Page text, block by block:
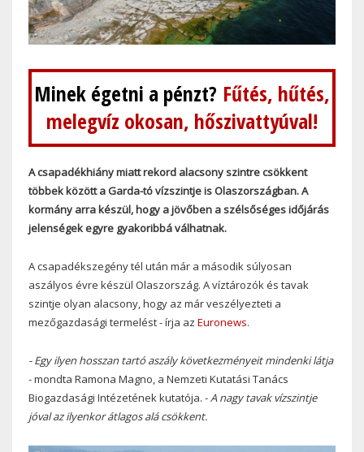
Minek égetni a pénzt? Fűtés, hűtés,
melegvíz okosan, hőszivattyúval!
A csapadékhiány miatt rekord alacsony szintre csökkent
többek között a Garda-tó vízszintje is Olaszországban. A
kormány arra készül, hogy a jövőben a szélsőséges időjárás
jelenségek egyre gyakoribbá válhatnak.
A csapadékszegény tél után már a második súlyosan
aszályos évre készül Olaszország. A víztározók és tavak
szintje olyan alacsony, hogy az már veszélyezteti a
mezőgazdasági termelést - írja az Euronews.
- Egy ilyen hosszan tartó aszály következményeit mindenki látja
- mondta Ramona Magno, a Nemzeti Kutatási Tanács
Biogazdasági Intézetének kutatója. -A nagy tavak vízszintje
jóval az ilyenkor átlagos alá csökkent.